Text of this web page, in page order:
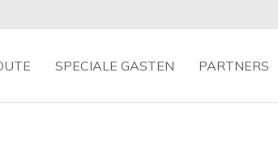
SPECIALE GASTEN PARTNERS